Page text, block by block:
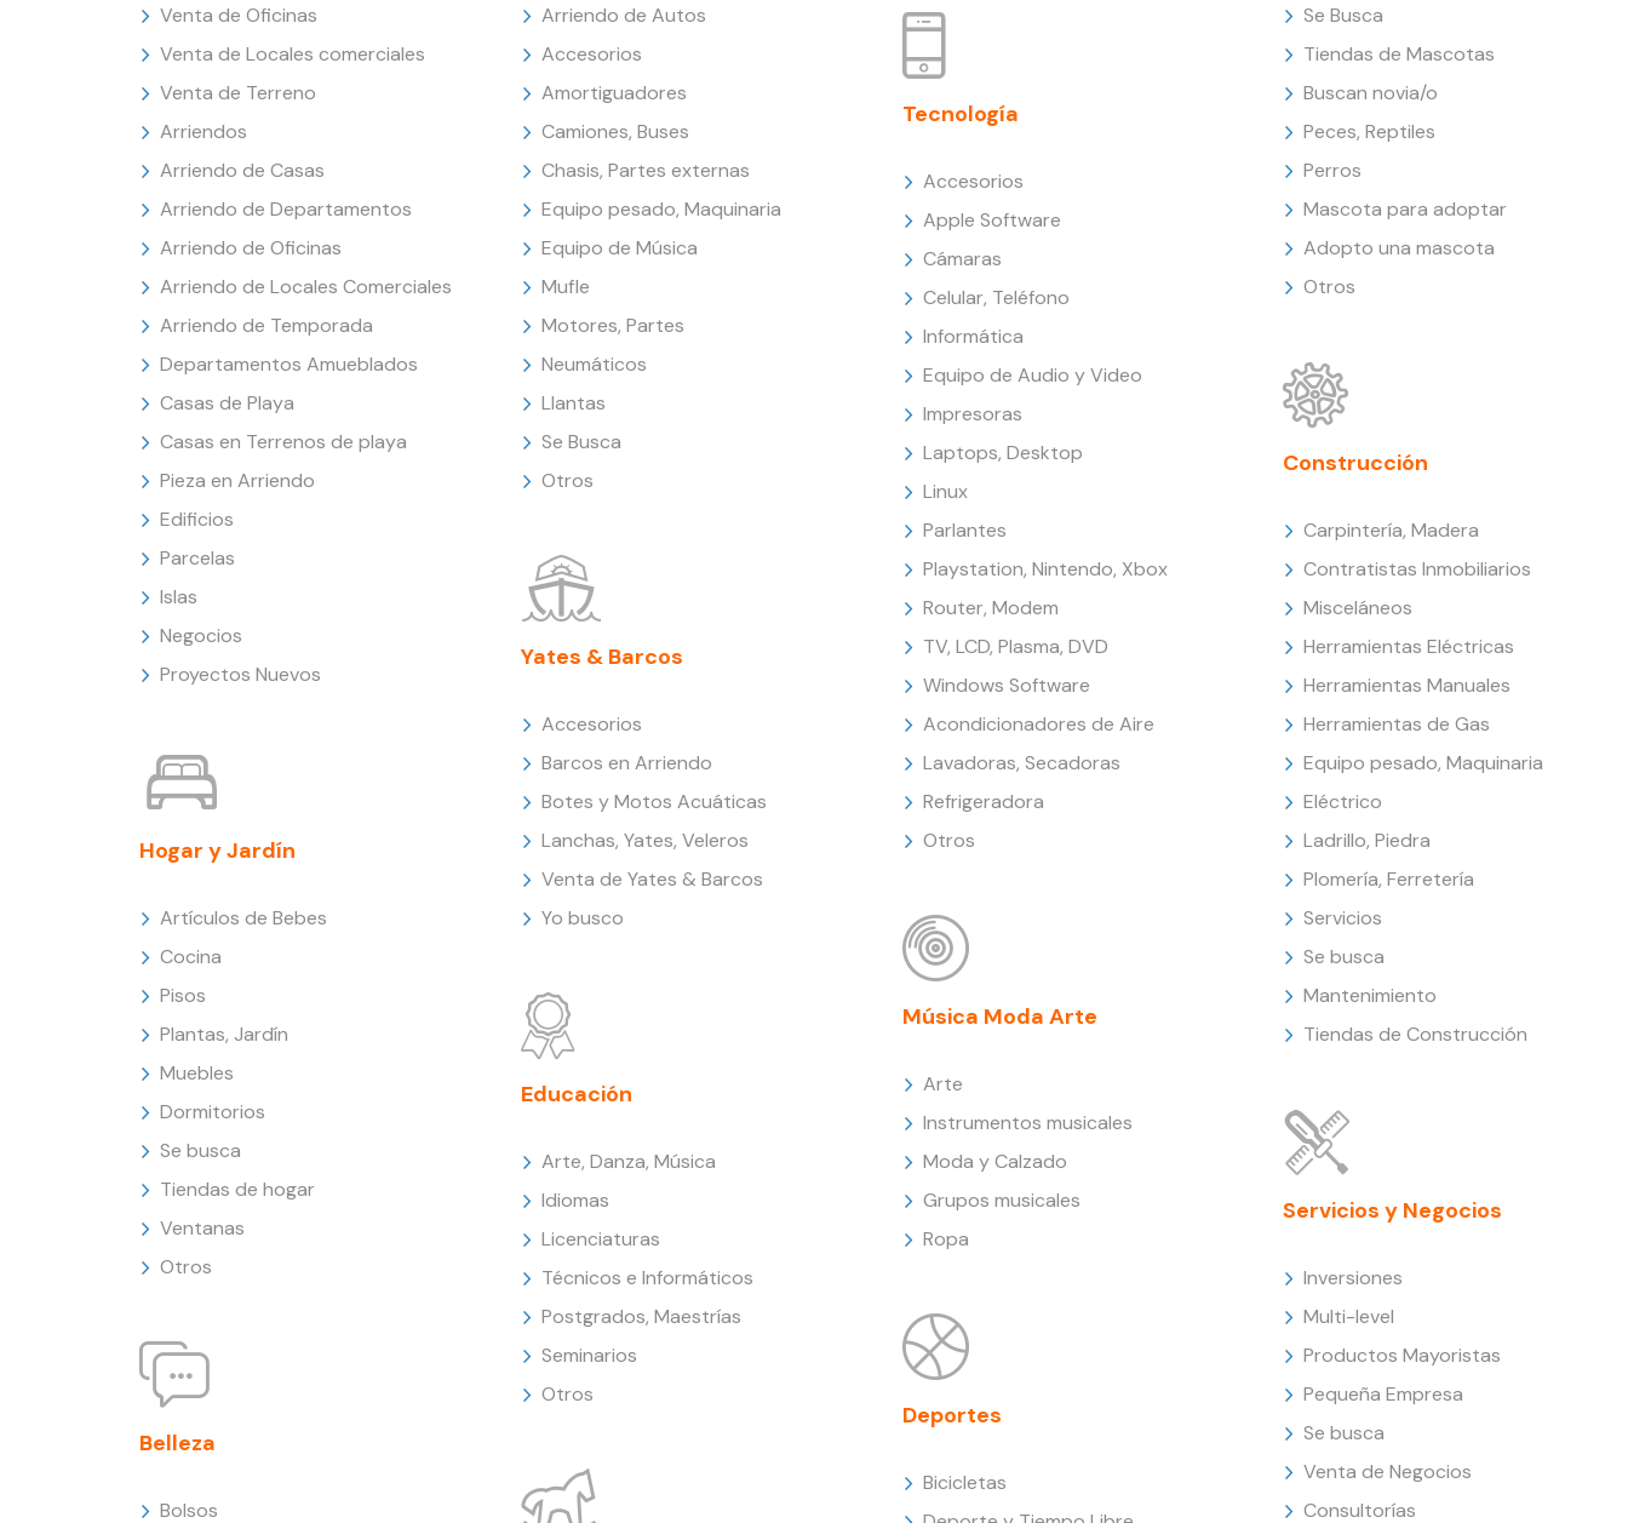
Venta de Oficinas
Venta de Locales comerciales
Venta de Terreno
Arriendos
Arriendo de Casas
Arriendo de Departamentos
Arriendo de Oficinas
Arriendo de Locales Comerciales
Arriendo de Temporada
Departamentos Amueblados
Casas de Playa
Casas en Terrenos de playa
Pieza en Arriendo
Edificios
Parcelas
Islas
Negocios
Proyectos Nuevos
Hogar y Jardín
Artículos de Bebes
Cocina
Pisos
Plantas, Jardín
Muebles
Dormitorios
Se busca
Tiendas de hogar
Ventanas
Otros
Belleza
Bolsos
Arriendo de Autos
Accesorios
Amortiguadores
Camiones, Buses
Chasis, Partes externas
Equipo pesado, Maquinaria
Equipo de Música
Mufle
Motores, Partes
Neumáticos
Llantas
Se Busca
Otros
Yates & Barcos
Accesorios
Barcos en Arriendo
Botes y Motos Acuáticas
Lanchas, Yates, Veleros
Venta de Yates & Barcos
Yo busco
Educación
Arte, Danza, Música
Idiomas
Licenciaturas
Técnicos e Informáticos
Postgrados, Maestrías
Seminarios
Otros
Tecnología
Accesorios
Apple Software
Cámaras
Celular, Teléfono
Informática
Equipo de Audio y Video
Impresoras
Laptops, Desktop
Linux
Parlantes
Playstation, Nintendo, Xbox
Router, Modem
TV, LCD, Plasma, DVD
Windows Software
Acondicionadores de Aire
Lavadoras, Secadoras
Refrigeradora
Otros
Música Moda Arte
Arte
Instrumentos musicales
Moda y Calzado
Grupos musicales
Ropa
Deportes
Bicicletas
Se Busca
Tiendas de Mascotas
Buscan novia/o
Peces, Reptiles
Perros
Mascota para adoptar
Adopto una mascota
Otros
Construcción
Carpintería, Madera
Contratistas Inmobiliarios
Misceláneos
Herramientas Eléctricas
Herramientas Manuales
Herramientas de Gas
Equipo pesado, Maquinaria
Eléctrico
Ladrillo, Piedra
Plomería, Ferretería
Servicios
Se busca
Mantenimiento
Tiendas de Construcción
Servicios y Negocios
Inversiones
Multi-level
Productos Mayoristas
Pequeña Empresa
Se busca
Venta de Negocios
Consultorías